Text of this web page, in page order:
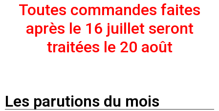
Toutes commandes faites
après le 16 juillet seront
traitées le 20 août
Les parutions du mois